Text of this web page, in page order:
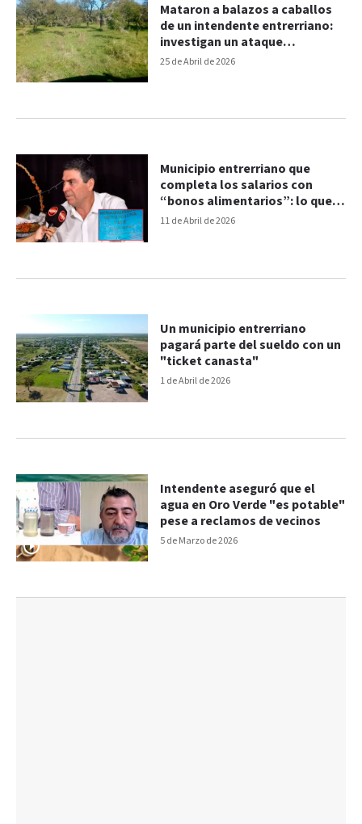
25 de Abril de 2026
Mataron a balazos a caballos
de un intendente entrerriano:
investigan un ataque
intencional
11 de Abril de 2026
Municipio entrerriano que
completa los salarios con
“bonos alimentarios”: lo que
dijo el intendente
1 de Abril de 2026
Un municipio entrerriano
pagará parte del sueldo con un
"ticket canasta"
5 de Marzo de 2026
Intendente aseguró que el
agua en Oro Verde "es potable"
pese a reclamos de vecinos